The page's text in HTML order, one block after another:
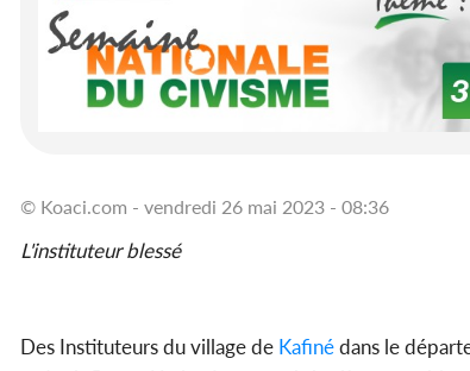
© Koaci.com - vendredi 26 mai 2023 - 08:36
L'instituteur blessé
Des Instituteurs du village de Kafinédans le